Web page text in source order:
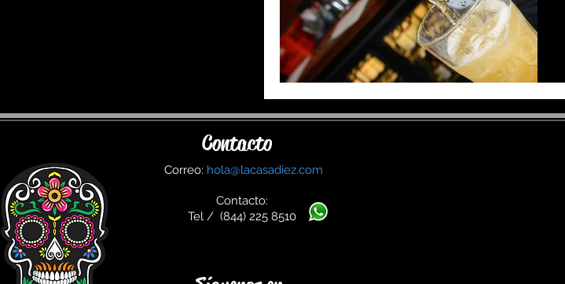
Contacto
Correo: hola@lacasadiez.com
Contacto:
Tel / (844) 225 8510